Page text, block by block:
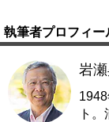
執筆者プロフィー
岩
ト